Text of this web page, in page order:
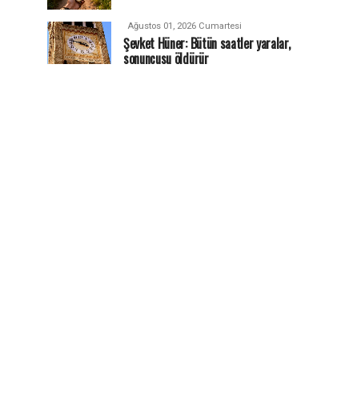
Ağustos 01, 2026 Cumartesi
Şevket Hüner: Bütün saatler yaralar,
sonuncusu öldürür